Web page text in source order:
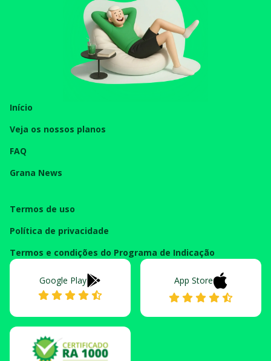
Início
Veja os nossos planos
FAQ
Grana News
Termos de uso
Política de privacidade
Termos e condições do Programa de Indicação
Google Play App Store